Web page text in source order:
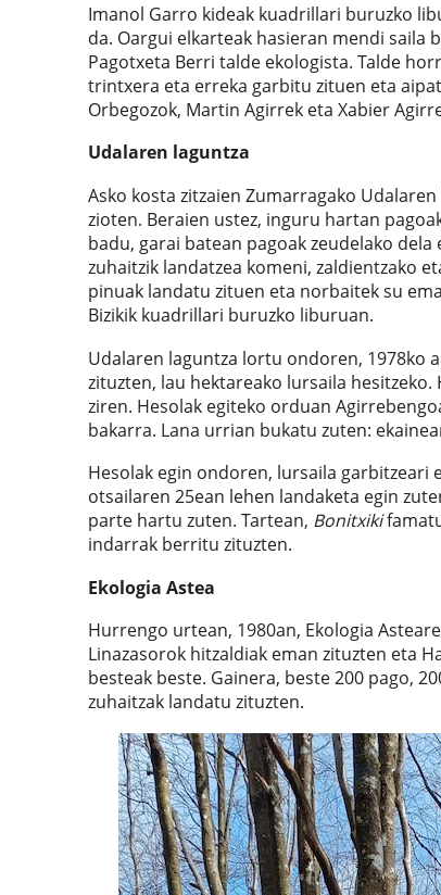
Imanol Garro kideak kuadrillari buruzko
da. Oargui elkarteak hasieran mendi saila
Pagotxeta Berri talde ekologista. Talde
trintxera eta erreka garbitu zituen eta
Orbegozok, Martin Agirrek eta Xabier
Udalaren laguntza
Asko kosta zitzaien Zumarragako
zioten. Beraien ustez, inguru hartan
badu, garai batean pagoak zeudelako
zuhaitzik landatzea komeni, zaldientzako
pinuak landatu zituen eta norbaitek su
Bizikik kuadrillari buruzko liburuan.
Udalaren laguntza lortu ondoren, 1978ko
zituzten, lau hektareako lursaila
ziren. Hesolak egiteko orduan
bakarra. Lana urrian bukatu zuten:
Hesolak egin ondoren, lursaila garbitzeari
otsailaren 25ean lehen landaketa egin
parte hartu zuten. Tartean, Bonitxiki
indarrak berritu zituzten.
Ekologia Astea
Hurrengo urtean, 1980an, Ekologia
Linazasorok hitzaldiak eman zituzten eta
besteak beste. Gainera, beste 200 pago,
zuhaitzak landatu zituzten.